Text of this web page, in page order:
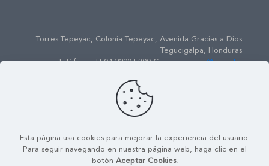
Torres Tepeyac, Colonia Tepeyac, Avenida Gracias a Dios
Tegucigalpa, Honduras
Teléfono: +504 2290-5800 Correo:gpopa@popa.hn
| Todos los Derechos Reservados |
Mapa de Sitio Contáctenos
Política de Seguridad de la
Información
Esta página usa cookies para mejorar la experiencia del usuario.
Para seguir navegando en nuestra página web, haga clic en el
botón Aceptar Cookies.